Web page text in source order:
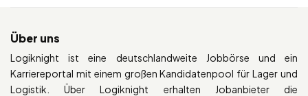
Über uns
Logiknight ist eine deutschlandweite Jobbörse und ein
Karriereportal mit einem großen Kandidatenpool für Lager und
Logistik. Über Logiknight erhalten Jobanbieter die